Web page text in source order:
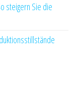
steigern Sie die